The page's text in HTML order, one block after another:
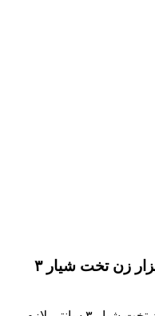
نکات کاربردی برای استفاده از ابزار زن تخت شیار ۳